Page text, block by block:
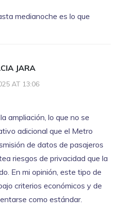
medianoche es lo que
JARA
AT 13:06
ampliación, lo que no se
adicional que el Metro
de datos de pasajeros
riesgos de privacidad que la
En mi opinión, este tipo de
criterios económicos y de
como estándar.